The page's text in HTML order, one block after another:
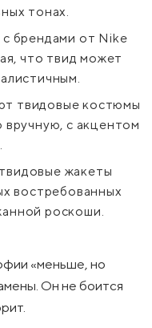
тонах.
с брендами от Nike
что твид может
твидовые костюмы
с акцентом
жакеты
востребованных
роскоши.
«меньше, но
Он не боится